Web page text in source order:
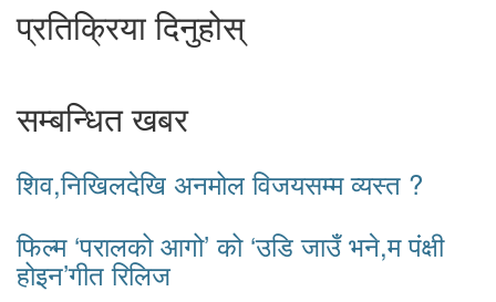
प्रतिक्रिया दिनुहोस्
सम्बन्धित खबर
शिव,निखिलदेखि अनमोल विजयसम्म व्यस्त ?
फिल्म ‘परालको आगो’ को ‘उडि जाउँ भने,म पंक्षी
होइन’गीत रिलिज